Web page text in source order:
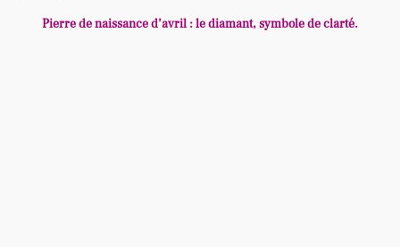
Pierre de naissance d’avril : le diamant, symbole de clarté.